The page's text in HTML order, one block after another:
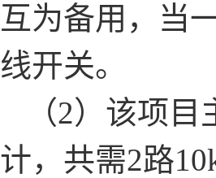
互为备用，当
线开关。
（2）该项目
计，共需2路